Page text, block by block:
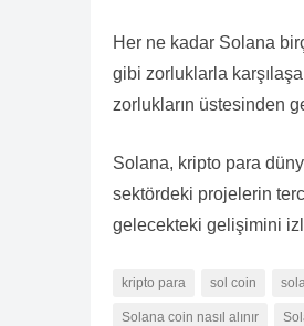
Her ne kadar Solana
gibi zorluklarla
zorlukların üstesinden
Solana, kripto para
sektördeki projelerin
gelecekteki gelişimini
kripto para sol coin
Solana coin nasıl alınır